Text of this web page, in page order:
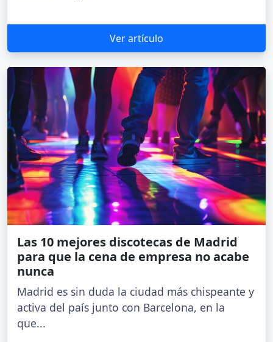
Ver artículo
Las 10 mejores discotecas de Madrid
para que la cena de empresa no acabe
nunca
Madrid es sin duda la ciudad más chispeante y
activa del país junto con Barcelona, en la
que...